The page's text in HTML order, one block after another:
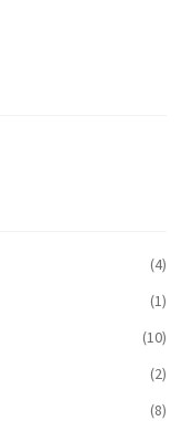
(4)
(1)
(10)
(2)
(8)